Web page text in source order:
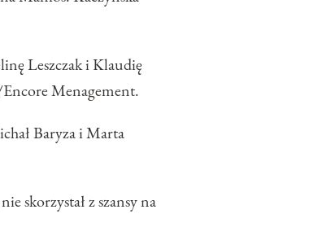
Leszczak i Klaudię
Menagement.
Baryza i Marta
skorzystał z szansy na